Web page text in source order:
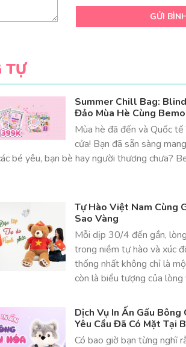
GỬI
TỰ
Summer Chill Bag:
Đảo Mùa Hè Cùng
Mùa hè đã đến và Quốc
cửa! Bạn đã sẵn sàng
bé yêu, bạn bè hay người thương chưa?
Tự Hào Việt Nam Cùng
Sao Vàng
Mỗi dịp 30/4 đến gần,
trong niềm tự hào và xúc
thống nhất không chỉ là
còn là biểu tượng của lòng
Dịch Vụ In Ấn Gấu Bông
Yêu Cầu Đã Có Mặt Tại
Có bao giờ bạn từng nghĩ